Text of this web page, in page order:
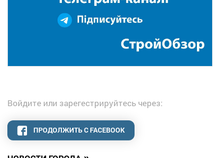
Войдите или зарегестрируйтесь через:
ПРОДОЛЖИТЬ С FACEBOOK